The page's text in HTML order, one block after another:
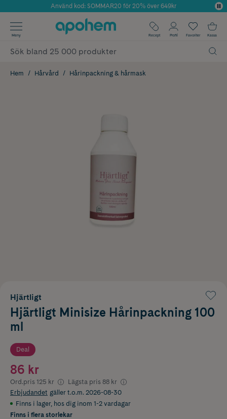
Årets Butik 2025 inom Skönhet
Använd kod: SOMMAR20 för 20% över 649kr
✓ Fri frakt
✓ Poäng på alla köp*
Meny Recept Profil Favoriter Kassa
Hem Hårvård Hårinpackning & hårmask
Hjärtligt
Hjärtligt Minisize Hårinpackning 100
ml
Deal
86 kr
Ord.pris 125 kr Lägsta pris 88 kr
Erbjudandet gäller t.o.m. 2026-08-30
Finns i lager, hos dig inom 1-2 vardagar
Finns i flera storlekar